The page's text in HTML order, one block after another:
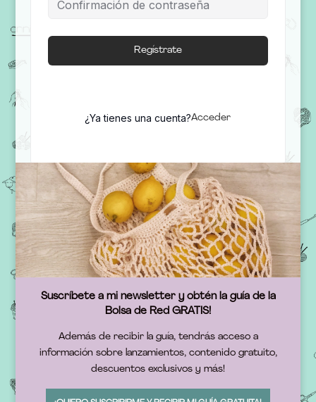
Regístrate
¿Ya tienes una cuenta?Acceder
Suscríbete a mi newsletter y obtén la guía de la
Bolsa de Red GRATIS!
Además de recibir la guía, tendrás acceso a
información sobre lanzamientos, contenido gratuito,
descuentos exclusivos y más!